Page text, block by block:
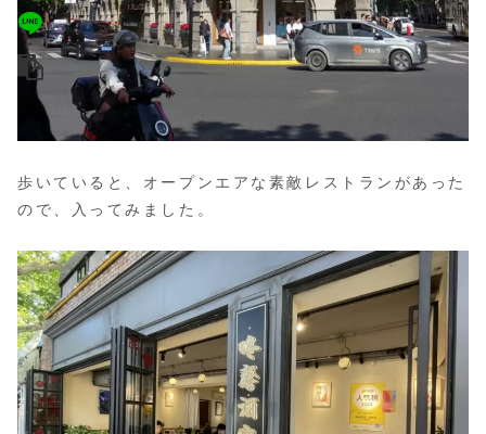
歩いていると、オープンエアな素敵レストランがあった
ので、入ってみました。